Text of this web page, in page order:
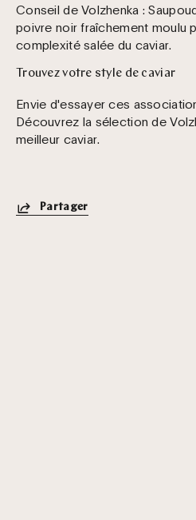
Conseil de Volzhenka :
poivre noir fraîchement moulu
complexité salée du caviar.
Trouvez votre style de caviar
Envie d'essayer ces
Découvrez la sélection de
meilleur caviar.
Partager